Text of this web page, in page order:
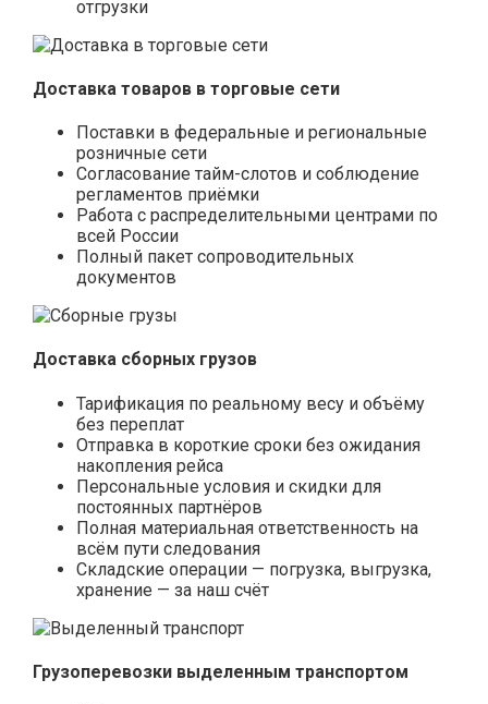
отгрузки
Доставка товаров в торговые сети
Поставки в федеральные и региональные
розничные сети
Согласование тайм-слотов и соблюдение
регламентов приёмки
Работа с распределительными центрами по
всей России
Полный пакет сопроводительных
документов
Доставка сборных грузов
Тарификация по реальному весу и объёму
без переплат
Отправка в короткие сроки без ожидания
накопления рейса
Персональные условия и скидки для
постоянных партнёров
Полная материальная ответственность на
всём пути следования
Складские операции — погрузка, выгрузка,
хранение — за наш счёт
Грузоперевозки выделенным транспортом